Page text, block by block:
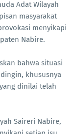
Adat Wilayah
masyarakat
menyikapi
Nabire.
bahwa situasi
khususnya
dinilai telah
Saireri Nabire,